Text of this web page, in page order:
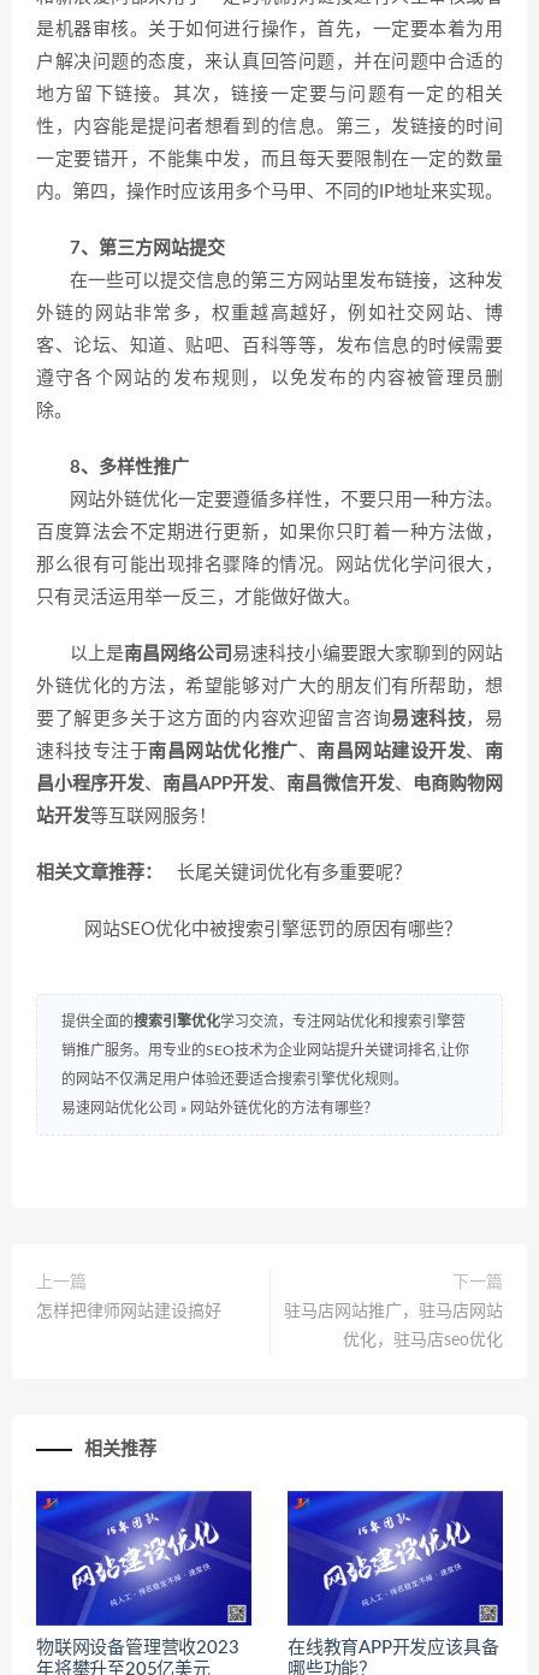
是机器审核。关于如何进行操作，首先，一定要本着为用
户解决问题的态度，来认真回答问题，并在问题中合适的
地方留下链接。其次，链接一定要与问题有一定的相关
性，内容能是提问者想看到的信息。第三，发链接的时间
一定要错开，不能集中发，而且每天要限制在一定的数量
内。第四，操作时应该用多个马甲、不同的IP地址来实现。
7、第三方网站提交
在一些可以提交信息的第三方网站里发布链接，这种发
外链的网站非常多，权重越高越好，例如社交网站、博
客、论坛、知道、贴吧、百科等等，发布信息的时候需要
遵守各个网站的发布规则，以免发布的内容被管理员删
除。
8、多样性推广
网站外链优化一定要遵循多样性，不要只用一种方法。
百度算法会不定期进行更新，如果你只盯着一种方法做，
那么很有可能出现排名骤降的情况。网站优化学问很大，
只有灵活运用举一反三，才能做好做大。
以上是南昌网络公司 易速科技小编要跟大家聊到的网站
外链优化的方法，希望能够对广大的朋友们有所帮助，想
要了解更多关于这方面的内容欢迎留言咨询易速科技，易
速科技专注于南昌网站优化推广、 南昌网站建设开发、 南
昌小程序开发、 南昌APP开发、 南昌微信开发、
电商购物网
站开发等互联网服务！
相关文章推荐： 长尾关键词优化有多重要呢？
网站SEO优化中被搜索引擎惩罚的原因有哪些？
提供全面的搜索引擎优化学习交流，专注网站优化和搜索引擎营
销推广服务。用专业的SEO技术为企业网站提升关键词排名,让你
的网站不仅满足用户体验还要适合搜索引擎优化规则。
易速网站优化公司 » 网站外链优化的方法有哪些？
上一篇
怎样把律师网站建设搞好
下一篇
驻马店网站推广，驻马店网站
优化，驻马店seo优化
相关推荐
物联网设备管理营收2023
年将攀升至205亿美元
在线教育APP开发应该具备
哪些功能？